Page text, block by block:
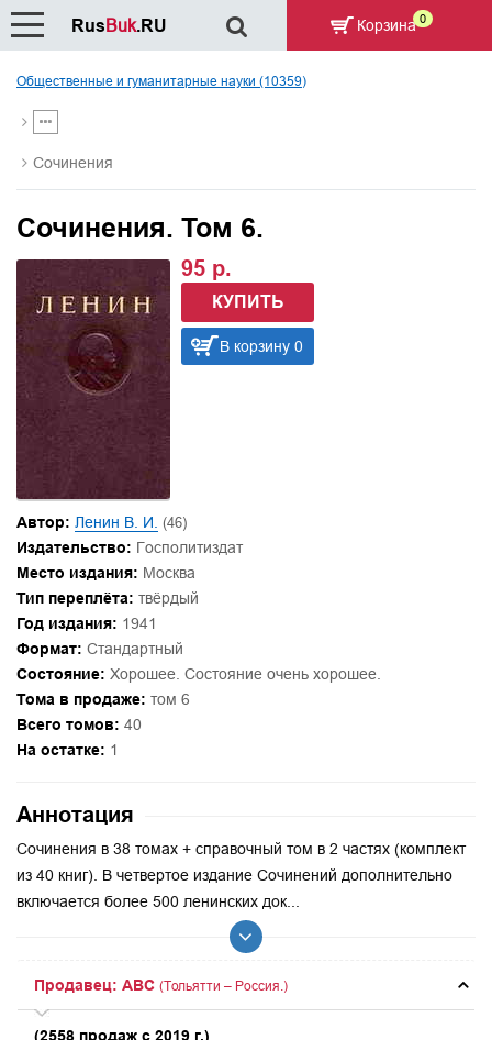
Общественные и гуманитарные науки (10359)
Сочинения
Сочинения. Том 6.
95 р.
КУПИТЬ
В корзину 0
Автор: Ленин В. И. (46)
Издательство: Госполитиздат
Место издания: Москва
Тип переплёта: твёрдый
Год издания: 1941
Формат: Стандартный
Состояние: Хорошее. Состояние очень хорошее.
Тома в продаже: том 6
Всего томов: 40
На остатке: 1
Аннотация
Сочинения в 38 томах + справочный том в 2 частях (комплект
из 40 книг). В четвертое издание Сочинений дополнительно
включается более 500 ленинских док...
Продавец: ABC (Тольятти – Россия.)
(2558 продаж с 2019 г.)
RusBuk.RU Корзина 0